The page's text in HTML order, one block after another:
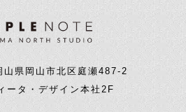
県岡山市北区庭瀬487-2
ータ・デザイン本社2F